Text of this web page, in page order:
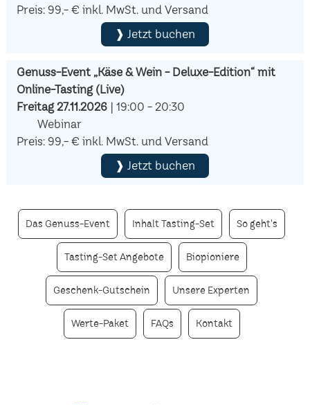
Preis: 99,- € inkl. MwSt. und Versand
❱ Jetzt buchen
Genuss-Event „Käse & Wein - Deluxe-Edition“ mit
Online-Tasting (Live)
Freitag 27.11.2026| 19:00 - 20:30
Webinar
Preis: 99,- € inkl. MwSt. und Versand
❱ Jetzt buchen
Das Genuss-Event Inhalt Tasting-Set So geht's
Tasting-Set Angebote Biopioniere
Geschenk-Gutschein Unsere Experten
Werte-Paket FAQs Kontakt